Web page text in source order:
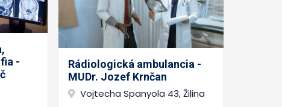
-
Rádiologická ambulancia -
MUDr. Jozef Krnčan
Vojtecha Spanyola 43, Žilina